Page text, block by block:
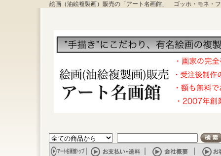
絵画（油絵複製画）販売の「アート名画館」 ゴッホ・モネ・